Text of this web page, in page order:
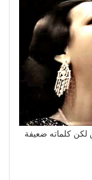
كلماته ضعيفة